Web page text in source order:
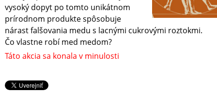
vysoký dopyt po tomto unikátnom
prírodnom produkte spôsobuje
nárast falšovania medu s lacnými cukrovými roztokmi.
Čo vlastne robí med medom?
Táto akcia sa konala v minulosti